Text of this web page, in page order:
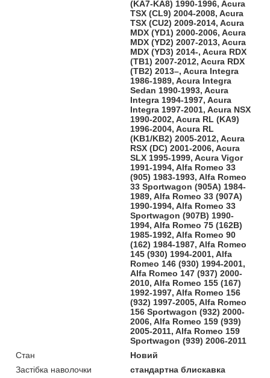
(KA7-KA8) 1990-1996, Acura
TSX (CL9) 2004-2008, Acura
TSX (CU2) 2009-2014, Acura
MDX (YD1) 2000-2006, Acura
MDX (YD2) 2007-2013, Acura
MDX (YD3) 2014-, Acura RDX
(TB1) 2007-2012, Acura RDX
(TB2) 2013–, Acura Integra
1986-1989, Acura Integra
Sedan 1990-1993, Acura
Integra 1994-1997, Acura
Integra 1997-2001, Acura NSX
1990-2002, Acura RL (KA9)
1996-2004, Acura RL
(KB1/KB2) 2005-2012, Acura
RSX (DC) 2001-2006, Acura
SLX 1995-1999, Acura Vigor
1991-1994, Alfa Romeo 33
(905) 1983-1993, Alfa Romeo
33 Sportwagon (905A) 1984-
1989, Alfa Romeo 33 (907A)
1990-1994, Alfa Romeo 33
Sportwagon (907B) 1990-
1994, Alfa Romeo 75 (162B)
1985-1992, Alfa Romeo 90
(162) 1984-1987, Alfa Romeo
145 (930) 1994-2001, Alfa
Romeo 146 (930) 1994-2001,
Alfa Romeo 147 (937) 2000-
2010, Alfa Romeo 155 (167)
1992-1997, Alfa Romeo 156
(932) 1997-2005, Alfa Romeo
156 Sportwagon (932) 2000-
2006, Alfa Romeo 159 (939)
2005-2011, Alfa Romeo 159
Sportwagon (939) 2006-2011
Стан
Новий
Застібка наволочки
стандартна блискавка